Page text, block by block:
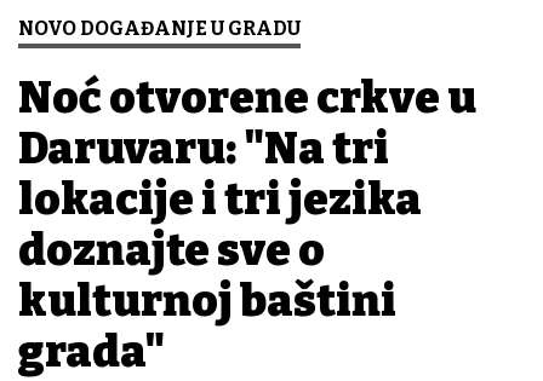
NOVO DOGAĐANJE U GRADU
Noć otvorene crkve u
Daruvaru: "Na tri
lokacije i tri jezika
doznajte sve o
kulturnoj baštini
grada"